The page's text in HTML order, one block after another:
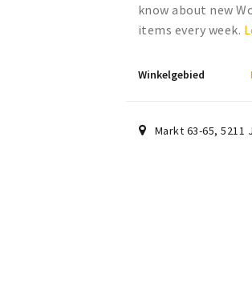
know about new
items every week.
Winkelgebied
Markt 63-65,5211